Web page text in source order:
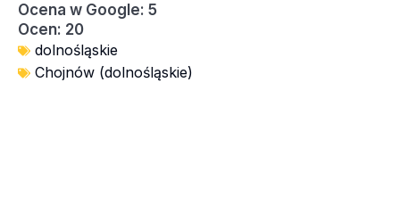
Ocena w Google: 5
Ocen: 20
dolnośląskie
Chojnów (dolnośląskie)